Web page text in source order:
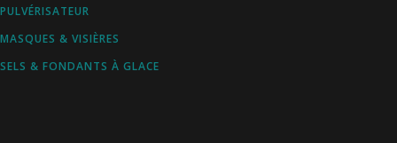
PULVÉRISATEUR
MASQUES & VISIÈRES
SELS & FONDANTS À GLACE